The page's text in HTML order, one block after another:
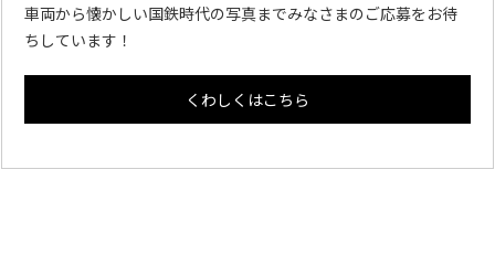
車両から懐かしい国鉄時代の写真までみなさまのご応募をお待
ちしています！
くわしくはこちら